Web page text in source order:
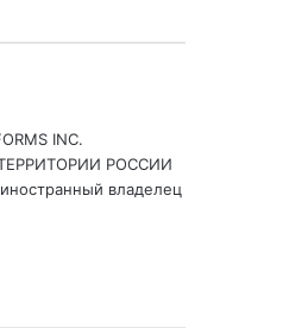
INC.
ТЕРРИТОРИИ РОССИИ
владелец